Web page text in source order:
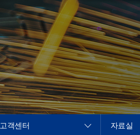
고객센터 자료실